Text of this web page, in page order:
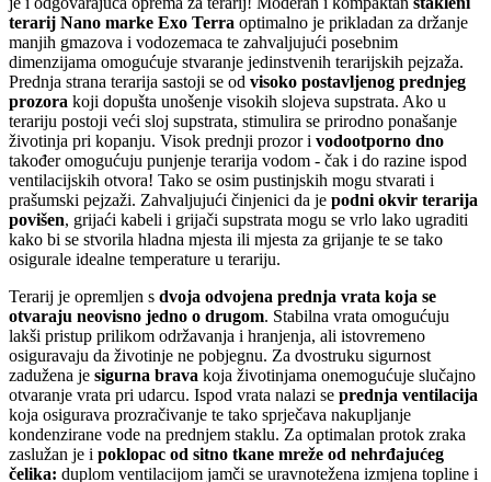
terarij Nano marke Exo Terra optimalno je prikladan za držanje
manjih gmazova i vodozemaca te zahvaljujući posebnim
dimenzijama omogućuje stvaranje jedinstvenih terarijskih pejzaža.
Prednja strana terarija sastoji se od visoko postavljenog prednjeg
prozora koji dopušta unošenje visokih slojeva supstrata. Ako u
terariju postoji veći sloj supstrata, stimulira se prirodno ponašanje
životinja pri kopanju. Visok prednji prozor i vodootporno dno
također omogućuju punjenje terarija vodom - čak i do razine ispod
ventilacijskih otvora! Tako se osim pustinjskih mogu stvarati i
prašumski pejzaži. Zahvaljujući činjenici da je podni okvir terarija
povišen, grijaći kabeli i grijači supstrata mogu se vrlo lako ugraditi
kako bi se stvorila hladna mjesta ili mjesta za grijanje te se tako
osigurale idealne temperature u terariju.
Terarij je opremljen s dvoja odvojena prednja vrata koja se
otvaraju neovisno jedno o drugom. Stabilna vrata omogućuju
lakši pristup prilikom održavanja i hranjenja, ali istovremeno
osiguravaju da životinje ne pobjegnu. Za dvostruku sigurnost
zadužena je sigurna brava koja životinjama onemogućuje slučajno
otvaranje vrata pri udarcu. Ispod vrata nalazi se prednja ventilacija
koja osigurava prozračivanje te tako sprječava nakupljanje
kondenzirane vode na prednjem staklu. Za optimalan protok zraka
zaslužan je i poklopac od sitno tkane mreže od nehrđajućeg
čelika: duplom ventilacijom jamči se uravnotežena izmjena topline i